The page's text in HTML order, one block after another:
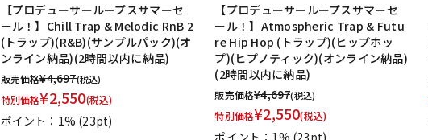
【プロデューサーループスサマーセ
ール！】Chill Trap & Melodic RnB 2
(トラップ)(R&B)(サンプルパック)(オ
ンライン納品)(2時間以内に納品)
販売価格¥4,697(税込)
特別価格¥2,550(税込)
ポイント：1% (23pt)
【プロデューサーループスサマーセ
ール！】Atmospheric Trap & Futu
re Hip Hop (トラップ)(ヒップホッ
プ)(ヒプノティック)(オンライン納品)
(2時間以内に納品)
販売価格¥4,697(税込)
特別価格¥2,550(税込)
ポイント：1% (23pt)